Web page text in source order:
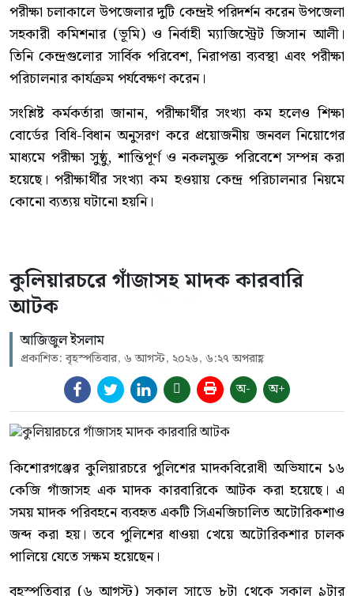
পরীক্ষা চলাকালে উপজেলার দুটি কেন্দ্রই পরিদর্শন করেন উপজেলা
সহকারী কমিশনার (ভূমি) ও নির্বাহী ম্যাজিস্ট্রেট জিসান আলী।
তিনি কেন্দ্রগুলোর সার্বিক পরিবেশ, নিরাপত্তা ব্যবস্থা এবং পরীক্ষা
পরিচালনার কার্যক্রম পর্যবেক্ষণ করেন।
সংশ্লিষ্ট কর্মকর্তারা জানান, পরীক্ষার্থীর সংখ্যা কম হলেও শিক্ষা
বোর্ডের বিধি-বিধান অনুসরণ করে প্রয়োজনীয় জনবল নিয়োগের
মাধ্যমে পরীক্ষা সুষ্ঠু, শান্তিপূর্ণ ও নকলমুক্ত পরিবেশে সম্পন্ন করা
হয়েছে। পরীক্ষার্থীর সংখ্যা কম হওয়ায় কেন্দ্র পরিচালনার নিয়মে
কোনো ব্যত্যয় ঘটানো হয়নি।
কুলিয়ারচরে গাঁজাসহ মাদক কারবারি
আটক
আজিজুল ইসলাম
প্রকাশিত: বৃহস্পতিবার, ৬ আগস্ট, ২০২৬, ৬:২৭ অপরাহ্ণ
অ- অ+
কিশোরগঞ্জের কুলিয়ারচরে পুলিশের মাদকবিরোধী অভিযানে ১৬
কেজি গাঁজাসহ এক মাদক কারবারিকে আটক করা হয়েছে। এ
সময় মাদক পরিবহনে ব্যবহৃত একটি সিএনজিচালিত অটোরিকশাও
জব্দ করা হয়। তবে পুলিশের ধাওয়া খেয়ে অটোরিকশার চালক
পালিয়ে যেতে সক্ষম হয়েছেন।